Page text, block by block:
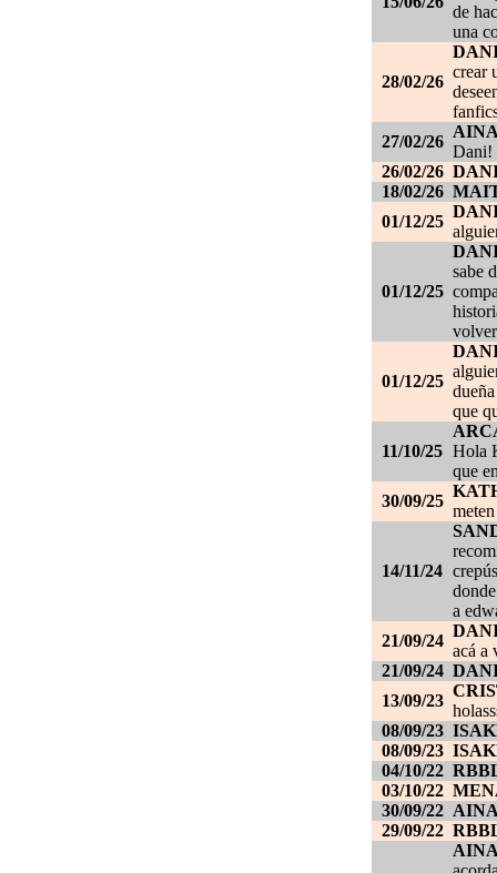
de
una
28/02/26
crear
27/02/26
Dani!
26/02/26
18/02/26
01/12/25
01/12/25
sabe
01/12/25
que
11/10/25 Hola
que
30/09/25
14/11/24
a
21/09/24
acá a
21/09/24
13/09/23
08/09/23
08/09/23
04/10/22
03/10/22
30/09/22
29/09/22